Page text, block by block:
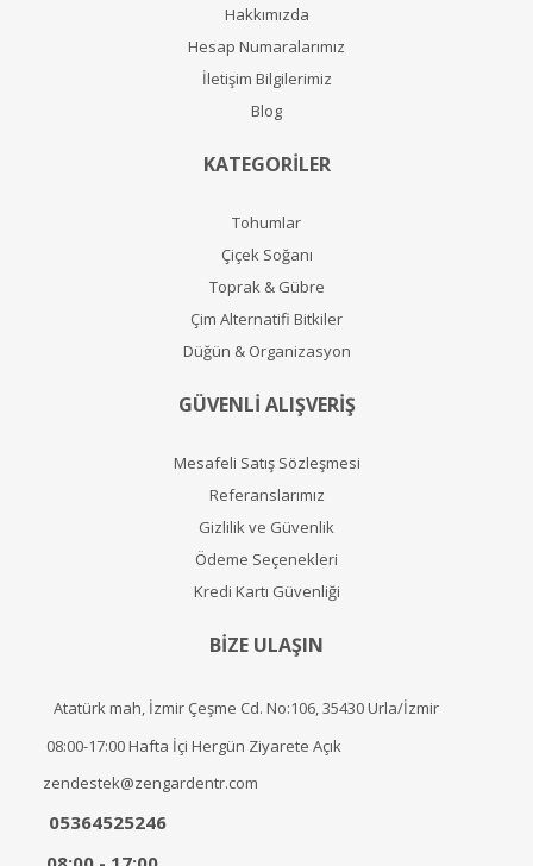
Hakkımızda
Hesap Numaralarımız
İletişim Bilgilerimiz
Blog
KATEGORİLER
Tohumlar
Çiçek Soğanı
Toprak & Gübre
Çim Alternatifi Bitkiler
Düğün & Organizasyon
GÜVENLİ ALIŞVERİŞ
Mesafeli Satış Sözleşmesi
Referanslarımız
Gizlilik ve Güvenlik
Ödeme Seçenekleri
Kredi Kartı Güvenliği
BİZE ULAŞIN
Atatürk mah, İzmir Çeşme Cd. No:106, 35430 Urla/İzmir
08:00-17:00 Hafta İçi Hergün Ziyarete Açık
zendestek@zengardentr.com
05364525246